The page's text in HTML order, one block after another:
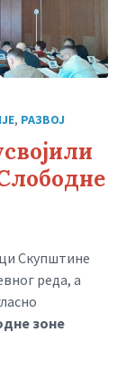
, РАЗВОЈ
Скупштине
реда, а
зоне